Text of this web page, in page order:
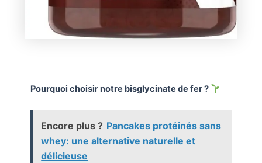
Pourquoi choisir notre bisglycinate de fer ?
Encore plus ? Pancakes protéinés sans
whey: une alternative naturelle et
délicieuse